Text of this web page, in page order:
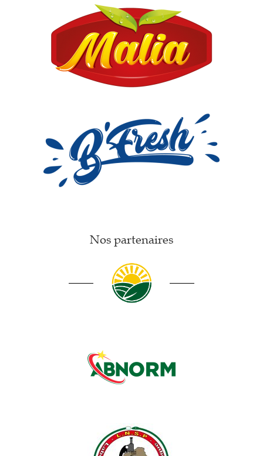
Nos partenaires